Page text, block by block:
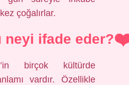
çoğalırlar.
neyi ifade eder?
birçok kültürde
vardır. Özellikle